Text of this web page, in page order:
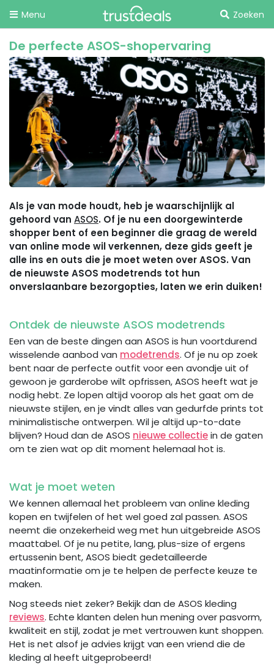
Menu Zoeken
De perfecte ASOS-shopervaring
Als je van mode houdt, heb je waarschijnlijk al
gehoord van ASOS. Of je nu een doorgewinterde
shopper bent of een beginner die graag de wereld
van online mode wil verkennen, deze gids geeft je
alle ins en outs die je moet weten over ASOS. Van
de nieuwste ASOS modetrends tot hun
onverslaanbare bezorgopties, laten we erin duiken!
Ontdek de nieuwste ASOS modetrends
Een van de beste dingen aan ASOS is hun voortdurend
wisselende aanbod van modetrends. Of je nu op zoek
bent naar de perfecte outfit voor een avondje uit of
gewoon je garderobe wilt opfrissen, ASOS heeft wat je
nodig hebt. Ze lopen altijd voorop als het gaat om de
nieuwste stijlen, en je vindt alles van gedurfde prints tot
minimalistische ontwerpen. Wil je altijd up-to-date
blijven? Houd dan de ASOS nieuwe collectiein de gaten
om te zien wat op dit moment helemaal hot is.
Wat je moet weten
We kennen allemaal het probleem van online kleding
kopen en twijfelen of het wel goed zal passen. ASOS
neemt die onzekerheid weg met hun uitgebreide ASOS
maattabel. Of je nu petite, lang, plus-size of ergens
ertussenin bent, ASOS biedt gedetailleerde
maatinformatie om je te helpen de perfecte keuze te
maken.
Nog steeds niet zeker? Bekijk dan de ASOS kleding
reviews. Echte klanten delen hun mening over pasvorm,
kwaliteit en stijl, zodat je met vertrouwen kunt shoppen.
Het is net alsof je advies krijgt van een vriend die de
kleding al heeft uitgeprobeerd!